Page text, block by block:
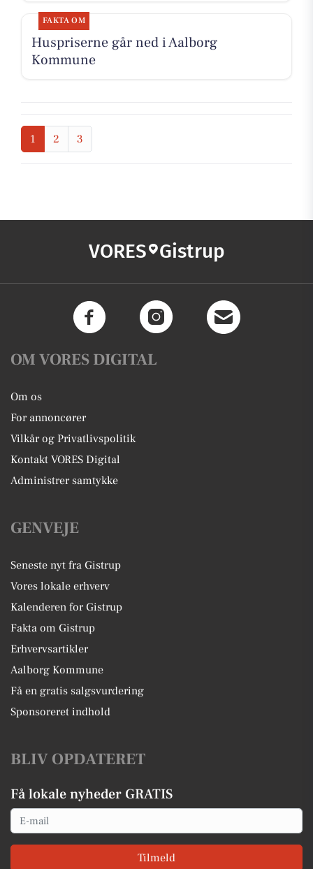
FAKTA OM
Huspriserne går ned i Aalborg
Kommune
1 2 3
VORES Gistrup
OM VORES DIGITAL
Om os
For annoncører
Vilkår og Privatlivspolitik
Kontakt VORES Digital
Administrer samtykke
GENVEJE
Seneste nyt fra Gistrup
Vores lokale erhverv
Kalenderen for Gistrup
Fakta om Gistrup
Erhvervsartikler
Aalborg Kommune
Få en gratis salgsvurdering
Sponsoreret indhold
BLIV OPDATERET
Få lokale nyheder GRATIS
Email
Tilmeld